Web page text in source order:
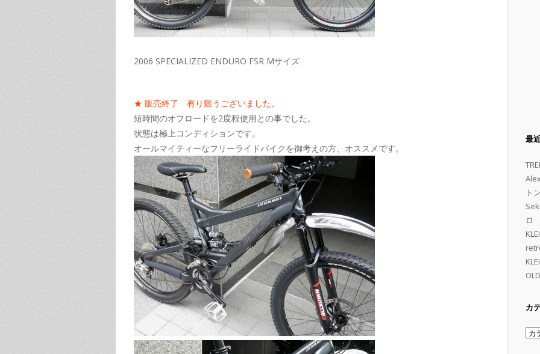
2006 SPECIALIZED ENDURO FSR Mサイズ
★ 販売終了 有り難うございました。
短時間のオフロードを2度程使用との事でした。
状態は極上コンディションです。
オールマイティーなフリーライドバイクを御考えの方、オススメです。
最
ト
ロ
カ
カ